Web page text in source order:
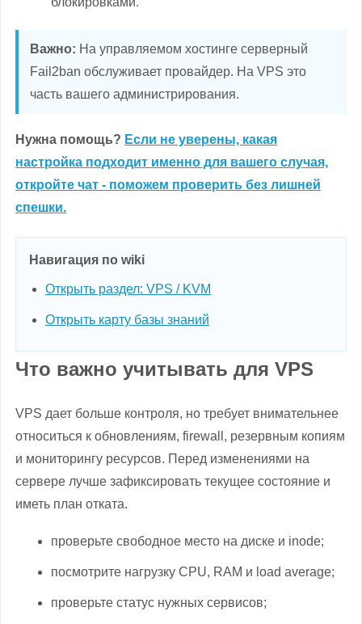
Важно: На управляемом хостинге серверный
Fail2ban обслуживает провайдер. На VPS это
часть вашего администрирования.
Нужна помощь? Если не уверены, какая
настройка подходит именно для вашего случая,
откройте чат - поможем проверить без лишней
спешки.
Навигация по wiki
Открыть раздел: VPS / KVM
Открыть карту базы знаний
Что важно учитывать для VPS
VPS дает больше контроля, но требует внимательнее
относиться к обновлениям, firewall, резервным копиям
и мониторингу ресурсов. Перед изменениями на
сервере лучше зафиксировать текущее состояние и
иметь план отката.
проверьте свободное место на диске и inode;
посмотрите нагрузку CPU, RAM и load average;
проверьте статус нужных сервисов;